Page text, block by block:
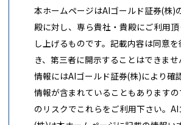
本ホームページはAIゴールド証券(株)
殿に対し、専ら貴社・貴殿にご利用
し上げるものです。記載内容は同意
き、第三者に開示することはできま
情報にはAIゴールド証券(株)により確
情報が含まれていることもあります
のリスクでこれらをご利用下さい。